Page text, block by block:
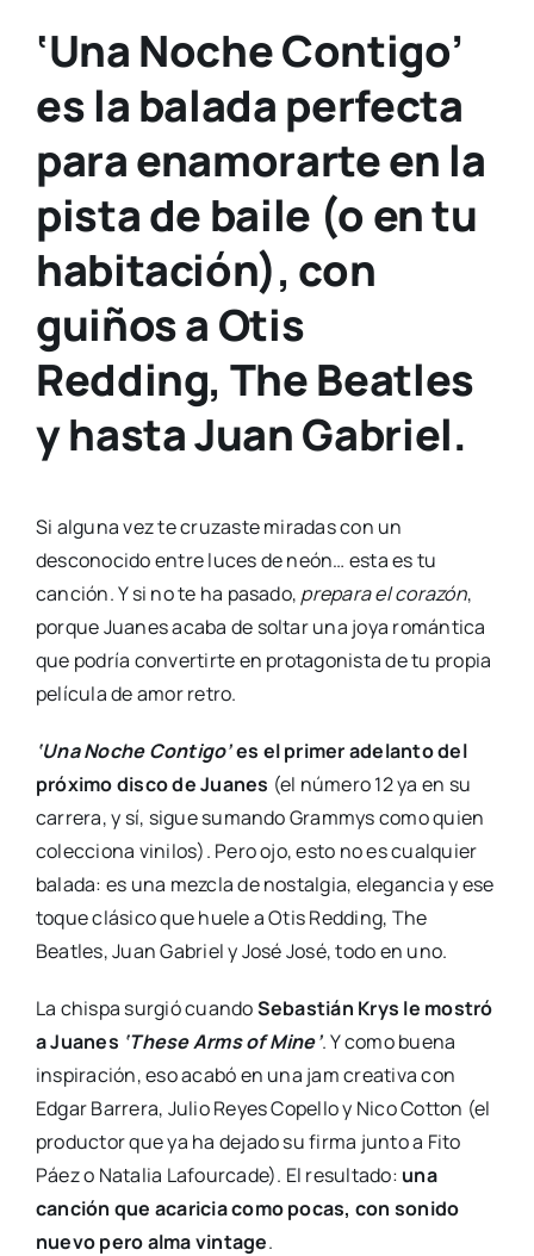
‘Una Noche Contigo’
es la balada perfecta
para enamorarte en la
pista de baile (o en tu
habitación), con
guiños a Otis
Redding, The Beatles
y hasta Juan Gabriel.
Si alguna vez te cruzaste miradas con un
desconocido entre luces de neón… esta es tu
canción. Y si no te ha pasado, prepara el corazón,
porque Juanes acaba de soltar una joya romántica
que podría convertirte en protagonista de tu propia
película de amor retro.
‘Una Noche Contigo’es el primer adelanto del
próximo disco de Juanes (el número 12 ya en su
carrera, y sí, sigue sumando Grammys como quien
colecciona vinilos). Pero ojo, esto no es cualquier
balada: es una mezcla de nostalgia, elegancia y ese
toque clásico que huele a Otis Redding, The
Beatles, Juan Gabriel y José José, todo en uno.
La chispa surgió cuandoSebastián Krys le mostró
a Juanes ‘These Arms of Mine’. Y como buena
inspiración, eso acabó en una jam creativa con
Edgar Barrera, Julio Reyes Copello y Nico Cotton (el
productor que ya ha dejado su firma junto a Fito
Páez o Natalia Lafourcade). El resultado: una
canción que acaricia como pocas, con sonido
nuevo pero alma vintage.